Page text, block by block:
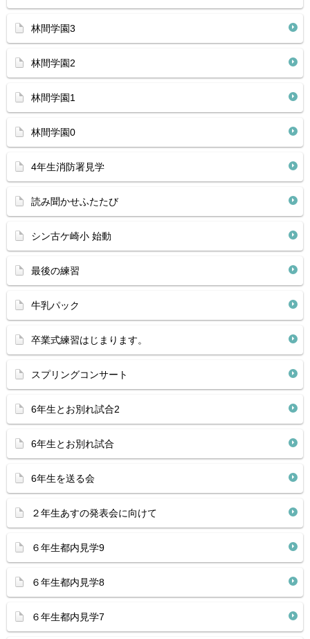
林間学園3
林間学園2
林間学園1
林間学園0
4年生消防署見学
読み聞かせふたたび
シン古ケ崎小 始動
最後の練習
牛乳パック
卒業式練習はじまります。
スプリングコンサート
6年生とお別れ試合2
6年生とお別れ試合
6年生を送る会
２年生あすの発表会に向けて
６年生都内見学9
６年生都内見学8
６年生都内見学7